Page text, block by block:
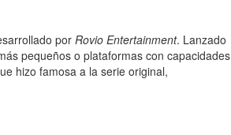
por Rovio Entertainment. Lanzado
pequeños o plataformas con capacidades
hizo famosa a la serie original,